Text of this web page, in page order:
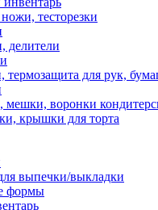
тесторезки
делители
термозащита для рук,
мешки, воронки
крышки для торта
выпечки/выкладки
формы